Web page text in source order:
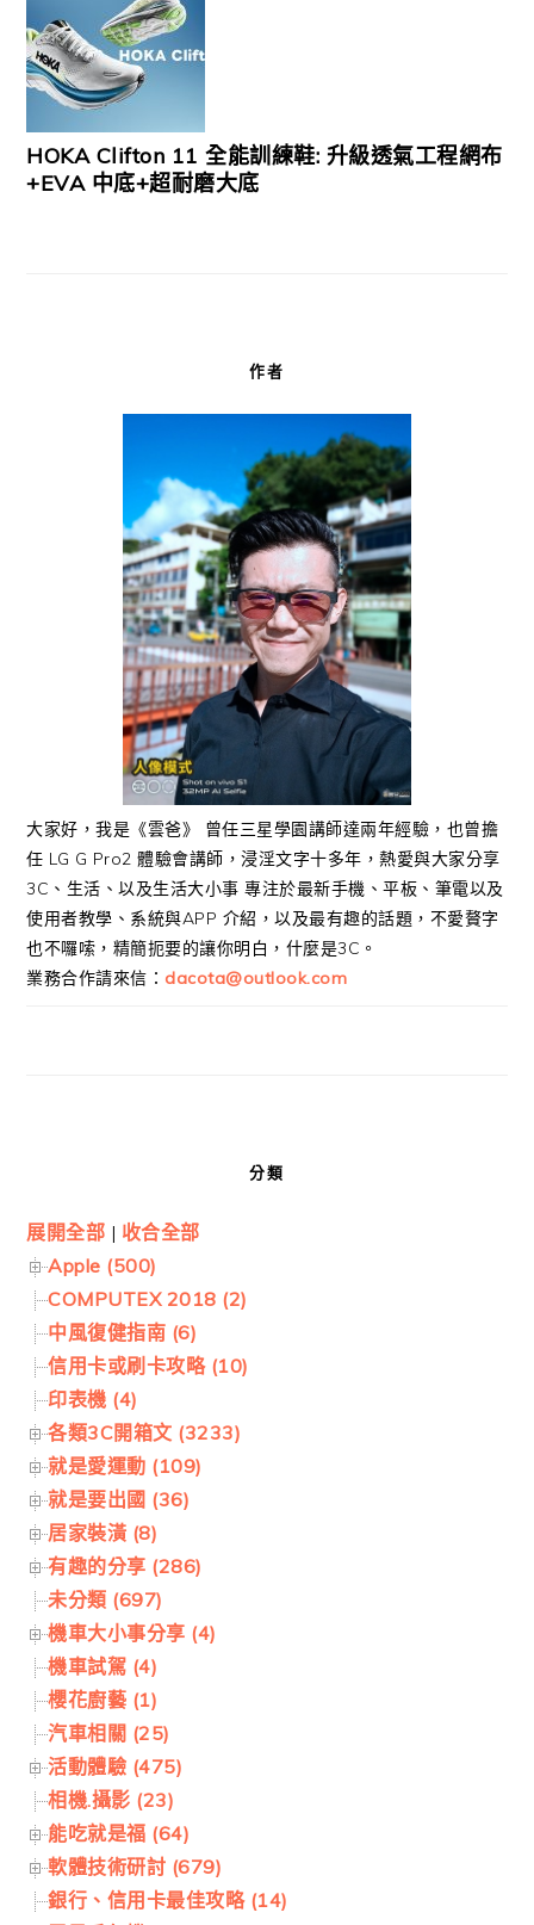
HOKA Clifton 11 全能訓練鞋: 升級透氣工程網布
+EVA 中底+超耐磨大底
作者
大家好，我是《雲爸》 曾任三星學園講師達兩年經驗，也曾擔
任 LG G Pro2 體驗會講師，浸淫文字十多年，熱愛與大家分享
3C、生活、以及生活大小事 專注於最新手機、平板、筆電以及
使用者教學、系統與APP 介紹，以及最有趣的話題，不愛贅字
也不囉嗦，精簡扼要的讓你明白，什麼是3C。
業務合作請來信： dacota@outlook.com
分類
展開全部 | 收合全部
Apple (500)
COMPUTEX 2018 (2)
中風復健指南 (6)
信用卡或刷卡攻略 (10)
印表機 (4)
各類3C開箱文 (3233)
就是愛運動 (109)
就是要出國 (36)
居家裝潢 (8)
有趣的分享 (286)
未分類 (697)
機車大小事分享 (4)
機車試駕 (4)
櫻花廚藝 (1)
汽車相關 (25)
活動體驗 (475)
相機.攝影 (23)
能吃就是福 (64)
軟體技術研討 (679)
銀行、信用卡最佳攻略 (14)